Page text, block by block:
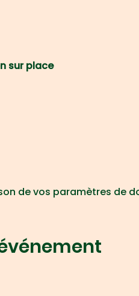
sur place
de vos paramètres de